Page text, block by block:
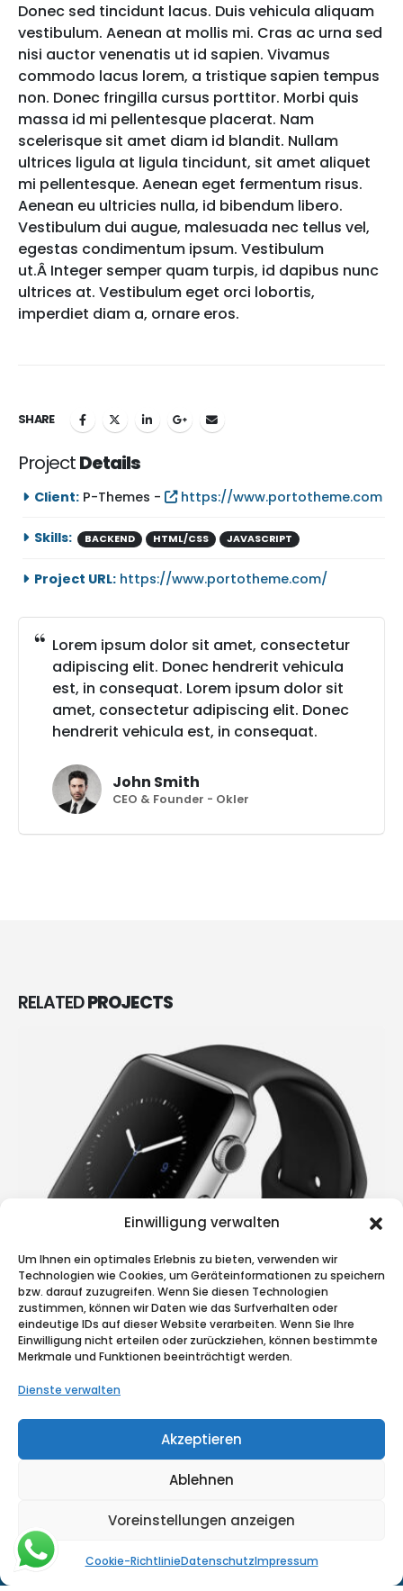
Einwilligung verwalten
Um Ihnen ein optimales Erlebnis zu bieten, verwenden wir
Technologien wie Cookies, um Geräteinformationen zu speichern
bzw. darauf zuzugreifen. Wenn Sie diesen Technologien
zustimmen, können wir Daten wie das Surfverhalten oder
eindeutige IDs auf dieser Website verarbeiten. Wenn Sie Ihre
Einwilligung nicht erteilen oder zurückziehen, können bestimmte
Merkmale und Funktionen beeinträchtigt werden.
Dienste verwalten
Akzeptieren
Ablehnen
Voreinstellungen anzeigen
Cookie-RichtlinieDatenschutzImpressum
Donec sed tincidunt lacus. Duis vehicula aliquam
vestibulum. Aenean at mollis mi. Cras ac urna sed
nisi auctor venenatis ut id sapien. Vivamus
commodo lacus lorem, a tristique sapien tempus
non. Donec fringilla cursus porttitor. Morbi quis
massa id mi pellentesque placerat. Nam
scelerisque sit amet diam id blandit. Nullam
ultrices ligula at ligula tincidunt, sit amet aliquet
mi pellentesque. Aenean eget fermentum risus.
Aenean eu ultricies nulla, id bibendum libero.
Vestibulum dui augue, malesuada nec tellus vel,
egestas condimentum ipsum. Vestibulum
ut.Â Integer semper quam turpis, id dapibus nunc
ultrices at. Vestibulum eget orci lobortis,
imperdiet diam a, ornare eros.
SHARE
ProjectDetails
Client: P-Themes - https://www.portotheme.com
Skills: BACKEND HTML/CSS JAVASCRIPT
Project URL: https://www.portotheme.com/
Lorem ipsum dolor sit amet, consectetur
adipiscing elit. Donec hendrerit vehicula
est, in consequat. Lorem ipsum dolor sit
amet, consectetur adipiscing elit. Donec
hendrerit vehicula est, in consequat.
John Smith
CEO & Founder - Okler
RELATEDPROJECTS
Sticky Content
BRAND
© Copyright © 2025 Medekon Krankenfahrten. Alle Rechte
vorbehalten.